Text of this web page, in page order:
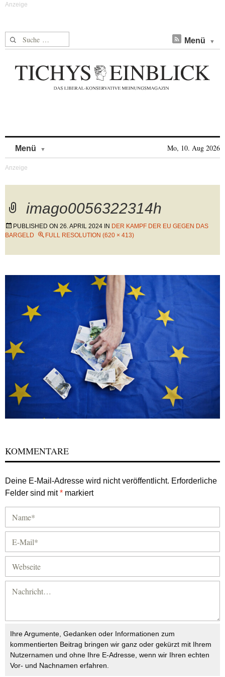
Suche nach: Menü
Menü Mo, 10. Aug 2026
imago0056322314h
PUBLISHED ON 26. APRIL 2024 IN DER KAMPF DER EU GEGEN DAS
BARGELD
FULL RESOLUTION (620 × 413)
KOMMENTARE
Deine E-Mail-Adresse wird nicht veröffentlicht. Erforderliche
Felder sind mit* markiert
Ihre Argumente, Gedanken oder Informationen zum
kommentierten Beitrag bringen wir ganz oder gekürzt mit Ihrem
Nutzernamen und ohne Ihre E-Adresse, wenn wir Ihren echten
Vor- und Nachnamen erfahren.